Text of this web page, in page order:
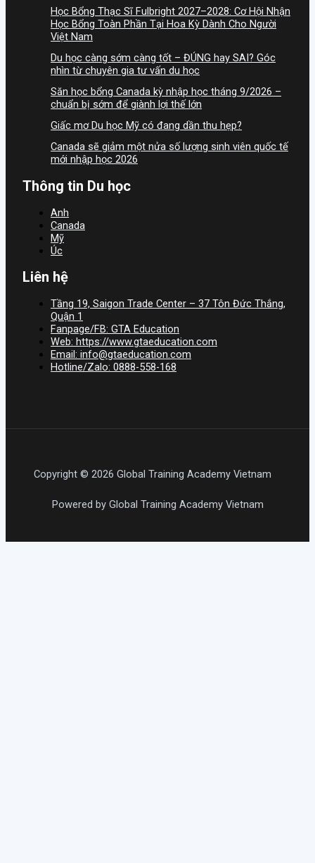
Học Bổng Thạc Sĩ Fulbright 2027–2028: Cơ Hội Nhận
Học Bổng Toàn Phần Tại Hoa Kỳ Dành Cho Người
Việt Nam
Du học càng sớm càng tốt – ĐÚNG hay SAI? Góc
nhìn từ chuyên gia tư vấn du học
Săn học bổng Canada kỳ nhập học tháng 9/2026 –
chuẩn bị sớm để giành lợi thế lớn
Giấc mơ Du học Mỹ có đang dần thu hẹp?
Canada sẽ giảm một nửa số lượng sinh viên quốc tế
mới nhập học 2026
Thông tin Du học
Anh
Canada
Mỹ
Úc
Liên hệ
Tầng 19, Saigon Trade Center – 37 Tôn Đức Thắng,
Quận 1
Fanpage/FB: GTA Education
Web: https://www.gtaeducation.com
Email: info@gtaeducation.com
Hotline/Zalo: 0888-558-168
Copyright © 2026 Global Training Academy Vietnam
Powered by Global Training Academy Vietnam